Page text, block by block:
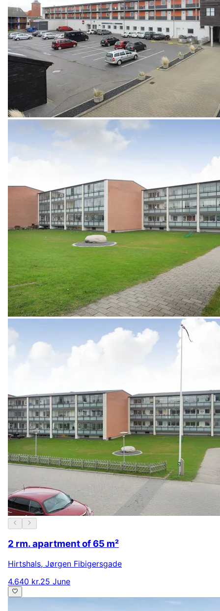
2 rm. apartment of 65 m²
Hirtshals, Jørgen Fibigersgade
4.640 kr.25 June